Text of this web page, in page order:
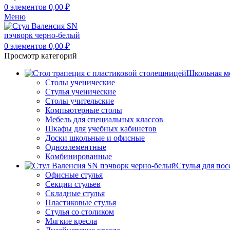
0 элементов 0,00 ₽
Меню
0 элементов 0,00 ₽
Просмотр категорий
Школьная
Столы ученические
Стулья ученические
Столы учительские
Компьютерные столы
Мебель для специальных классов
Шкафы для учебных кабинетов
Доски школьные и офисные
Одноэлементные
Комбинированные
Стулья для
Офисные стулья
Секции стульев
Складные стулья
Пластиковые стулья
Стулья со столиком
Мягкие кресла